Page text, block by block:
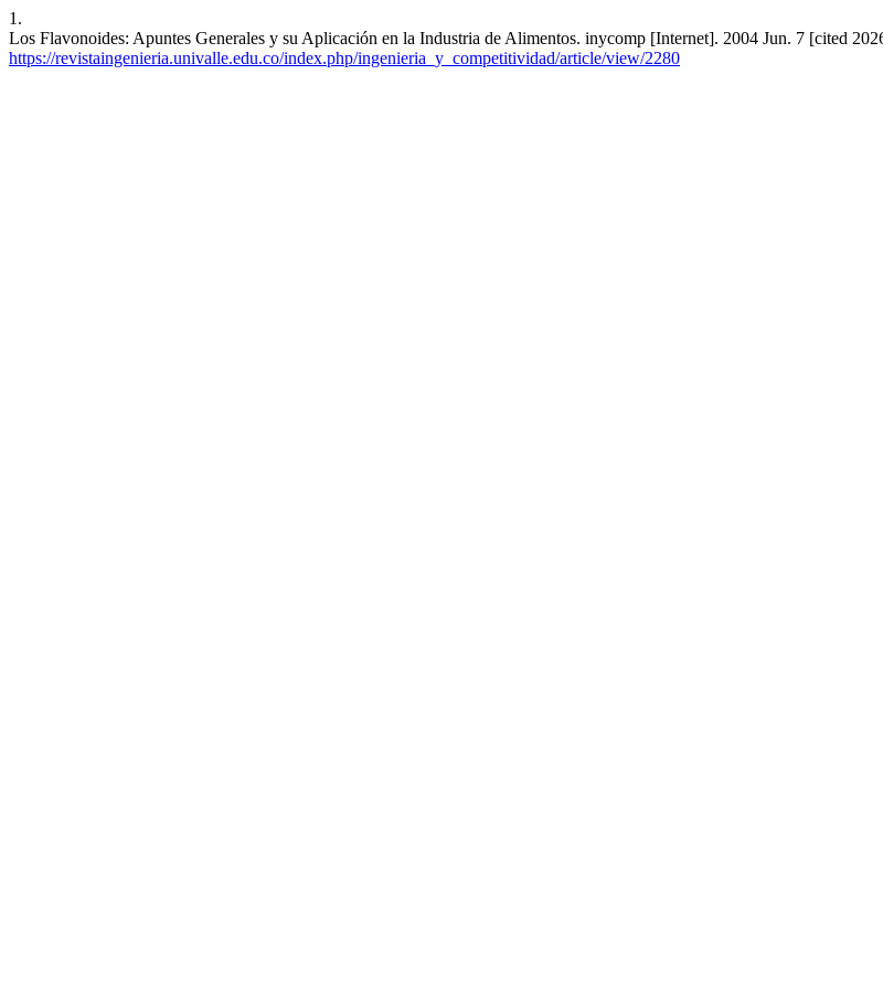
1.
Los Flavonoides: Apuntes Generales y su Aplicación en la Industria de Alimentos. inycomp [Internet]. 2004 Jun. 7 [cited
https://revistaingenieria.univalle.edu.co/index.php/ingenieria_y_competitividad/article/view/2280